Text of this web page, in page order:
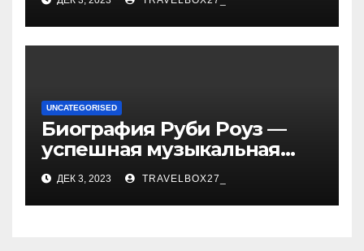
впечатляющих
достижениях!
UNCATEGORISED
Биография Руби Роуз —
успешная музыкальная
карьера, личная жизнь и
знаковые достижения
ДЕК 3, 2023 TRAVELBOX27_